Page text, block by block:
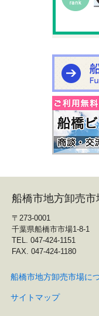
船橋市地方卸売市
〒273-0001
千葉県船橋市市場1-8-1
TEL. 047-424-1151
FAX. 047-424-1180
船橋市地方卸売市場に
サイトマップ